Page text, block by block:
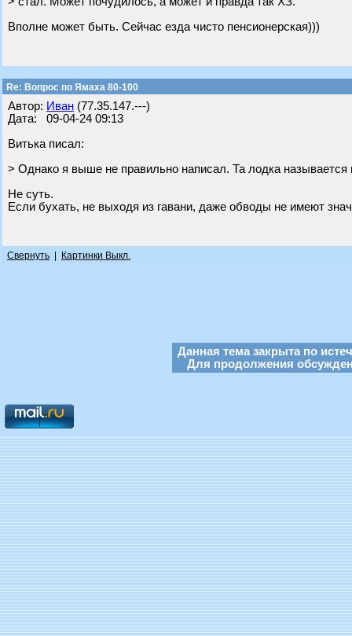
Вполне может быть. Сейчас езда чисто пенсионерская)))
Re: Вопрос по Ямаха 80-100
Автор: Иван (77.35.147.---)
Дата: 09-04-24 09:13
Витька писал:
> Однако я выше не правильно написал. Та лодка называется
Не суть.
Если бухать, не выходя из гавани, даже обводы не имеют
Свернуть Картинки Выкл.
Данная тема закрыта по
Для продолжения